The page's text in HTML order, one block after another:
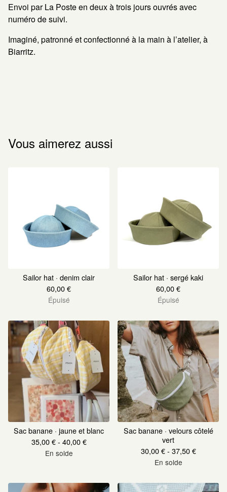
Envoi par La Poste en deux à trois jours ouvrés avec
numéro de suivi.
Imaginé, patronné et confectionné à la main à l’atelier, à
Biarritz.
Vous aimerez aussi
Sailor hat · denim clair
60,00€
Épuisé
Sailor hat · sergé kaki
60,00€
Épuisé
Sac banane · jaune et blanc
35,00€- 40,00€
En solde
Sac banane · velours côtelé
vert
30,00€- 37,50€
En solde